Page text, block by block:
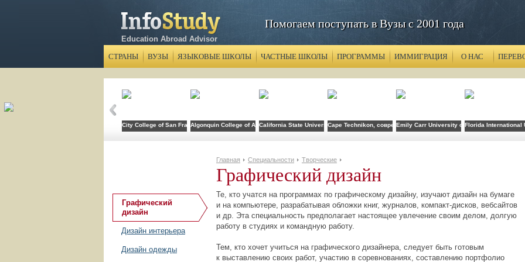
Education Abroad Advisor
Помогаем поступать в Вузы с 2001 года
СТРАНЫ ВУЗЫ ЯЗЫКОВЫЕ ШКОЛЫ ЧАСТНЫЕ ШКОЛЫ ПРОГРАММЫ ИММИГРАЦИЯ О НАС
City College of San FranciscoAlgonquin College of Applied Arts and Technology
California State UniversityCape Technikon, современное название - Cape Peninsula
Emily Carr University of Art + Design
Florida International
Графический
дизайн
Дизайн интерьера
Дизайн одежды
Главная Специальности Творческие
Графический дизайн
Те, кто учатся на программах по графическому дизайну, изучают дизайн на бумаге
и на компьютере, разрабатывая обложки книг, журналов, компакт-дисков, вебсайтов
и др. Эта специальность предполагает настоящее увлечение своим делом, долгую
работу в студиях и командную работу.
Тем, кто хочет учиться на графического дизайнера, следует быть готовым
к выставлению своих работ, участию в соревнованиях, составлению портфолио